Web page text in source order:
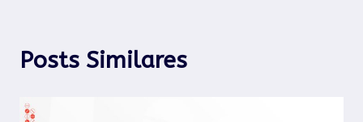
Posts Similares